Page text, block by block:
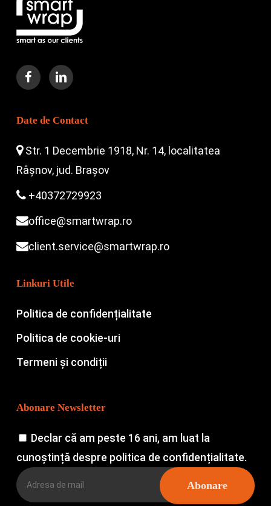
Date de Contact
Str. 1 Decembrie 1918, Nr. 14, localitatea
Râșnov, jud. Brașov
+40372729923
office@smartwrap.ro
client.service@smartwrap.ro
Linkuri Utile
Politica de confidențialitate
Politica de cookie-uri
Termeni și condiții
Abonare Newsletter
Declar că am peste 16 ani, am luat la
cunoștință despre politica de confidențialitate.